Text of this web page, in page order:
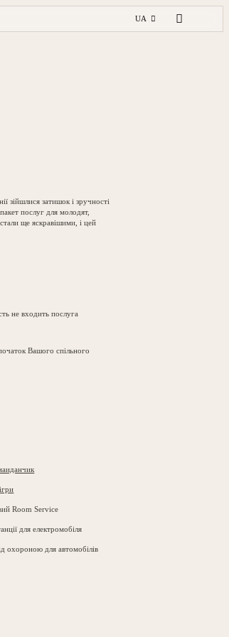
UA
зійшлися затишок і зручності
послуг для молодят,
ще яскравішими, і цей
не входить послуга
Вашого спільного
Room Service
для електромобіля
охороною для автомобілів